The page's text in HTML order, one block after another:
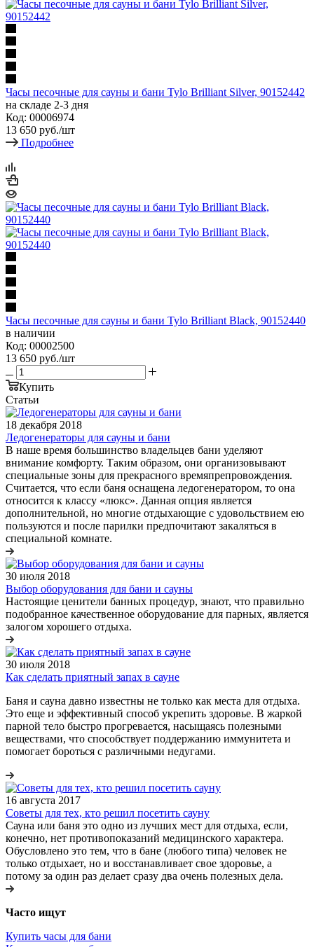
Часы песочные для сауны и бани Tylo Brilliant Silver, 90152442
на складе 2-3 дня
Код: 00006974
13 650 руб./шт
Подробнее
Часы песочные для сауны и бани Tylo Brilliant Black, 90152440
в наличии
Код: 00002500
13 650 руб./шт
Купить
Статьи
18 декабря 2018
Ледогенераторы для сауны и бани
В наше время большинство владельцев бани уделяют
внимание комфорту. Таким образом, они организовывают
специальные зоны для прекрасного времяпрепровождения.
Считается, что если баня оснащена ледогенератором, то она
относится к классу «люкс». Данная опция является
дополнительной, но многие отдыхающие с удовольствием ею
пользуются и после парилки предпочитают закаляться в
специальной комнате.
30 июля 2018
Выбор оборудования для бани и сауны
Настоящие ценители банных процедур, знают, что правильно
подобранное качественное оборудование для парных, является
залогом хорошего отдыха.
30 июля 2018
Как сделать приятный запах в сауне
Баня и сауна давно известны не только как места для отдыха.
Это еще и эффективный способ укрепить здоровье. В жаркой
парной тело быстро прогревается, насыщаясь полезными
веществами, что способствует поддержанию иммунитета и
помогает бороться с различными недугами.
16 августа 2017
Советы для тех, кто решил посетить сауну
Сауна или баня это одно из лучших мест для отдыха, если,
конечно, нет противопоказаний медицинского характера.
Обусловлено это тем, что в бане (любого типа) человек не
только отдыхает, но и восстанавливает свое здоровье, а
потому за один раз делает сразу два очень полезных дела.
Часто ищут
Купить часы для бани